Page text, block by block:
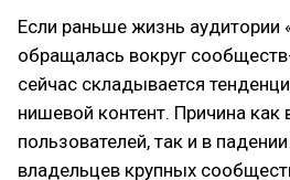
Если раньше жизнь аудитории
обращалась вокруг
сейчас складывается
нишевой контент. Причина как
пользователей, так и в
владельцев крупных